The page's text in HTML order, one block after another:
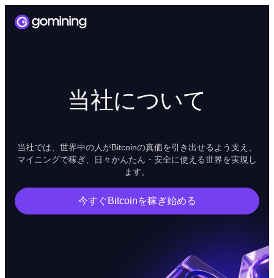
当社について
当社では、世界中の人がBitcoinの真価を引き出せるよう支え、
マイニングで稼ぎ、日々かんたん・安全に使える世界を実現し
ます。
今すぐBitcoinを稼ぎ始める